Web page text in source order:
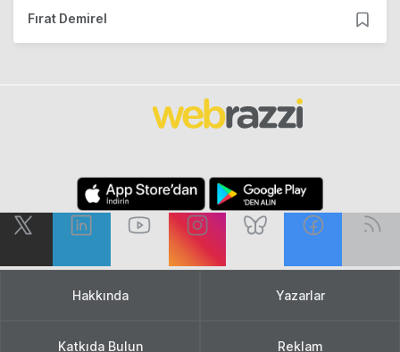
Fırat Demirel
Hakkında Yazarlar
Katkıda Bulun Reklam